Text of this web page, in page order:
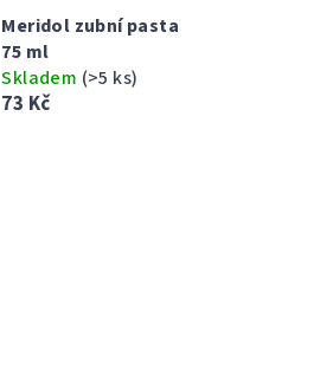
Meridol zubní pasta
75 ml
Skladem (>5 ks)
73 Kč